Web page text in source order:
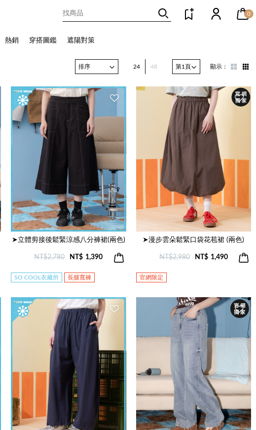
0
熱銷 穿搭圖鑑 遮陽對策
24 48 顯示：
➤立體剪接後鬆緊涼感八分褲裙(兩色)
NT$2,780 NT$ 1,390
SO COOL衣藏所 長腿寬褲
➤漫步雲朵鬆緊口袋花苞裙 (兩色)
NT$2,980 NT$ 1,490
官網限定